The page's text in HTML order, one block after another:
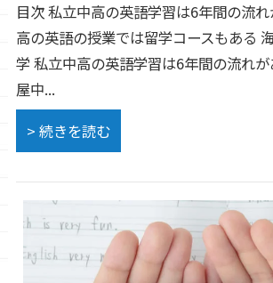
目次 私立中高の英語学習は6年間の流
高の英語の授業では留学コースもある
学 私立中高の英語学習は6年間の流れ
屋中...
> 続きを読む